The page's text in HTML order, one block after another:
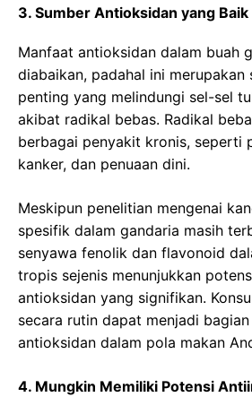
3. Sumber Antioksidan yang Baik
Manfaat antioksidan dalam buah
diabaikan, padahal ini merupakan
penting yang melindungi sel-sel
akibat radikal bebas. Radikal
berbagai penyakit kronis, seperti
kanker, dan penuaan dini.
Meskipun penelitian mengenai
spesifik dalam gandaria masih
senyawa fenolik dan flavonoid
tropis sejenis menunjukkan
antioksidan yang signifikan.
secara rutin dapat menjadi
antioksidan dalam pola makan
4. Mungkin Memiliki Potensi